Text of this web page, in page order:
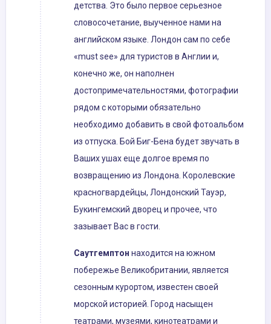
детства. Это было первое серьезное
словосочетание, выученное нами на
английском языке. Лондон сам по себе
«must see» для туристов в Англии и,
конечно же, он наполнен
достопримечательностями, фотографии
рядом с которыми обязательно
необходимо добавить в свой фотоальбом
из отпуска. Бой Биг-Бена будет звучать в
Ваших ушах еще долгое время по
возвращению из Лондона. Королевские
красногвардейцы, Лондонский Тауэр,
Букингемский дворец и прочее, что
зазывает Вас в гости.
Саутгемптон находится на южном
побережье Великобритании, является
сезонным курортом, известен своей
морской историей. Город насыщен
театрами, музеями, кинотеатрами и